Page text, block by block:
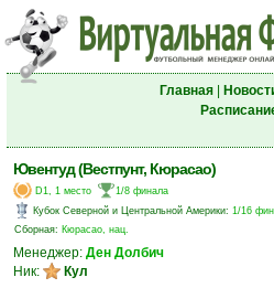
Главная|
Ювентуд (Вестпунт, Кюрасао)
D1, 1 место
1/8 финала
Кубок Северной и Центральной Америки: 1/16
Сборная: Кюрасао, нац.
Менеджер: Ден Долбич
Ник:
Кул